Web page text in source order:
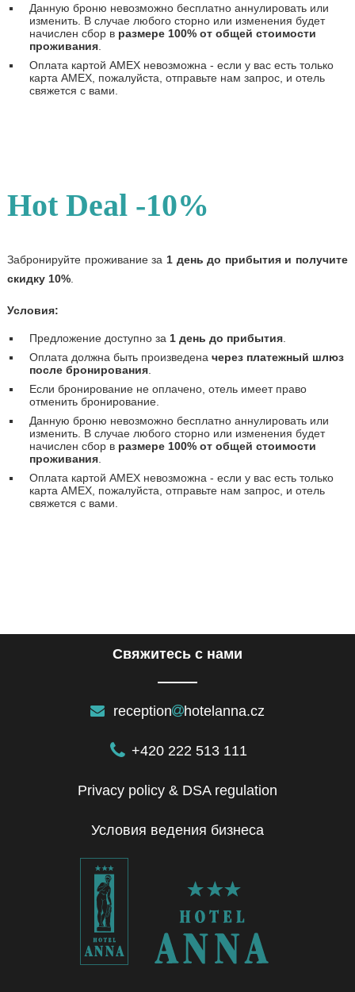
Данную броню невозможно бесплатно аннулировать или
изменить. В случае любого сторно или изменения будет
начислен сбор в размере 100% от общей стоимости
проживания.
Оплата картой AMEX невозможна - если у вас есть только
карта AMEX, пожалуйста, отправьте нам запрос, и отель
свяжется с вами.
Hot Deal -10%
Забронируйте проживание за 1 день до прибытия и получите
скидку 10%.
Условия:
Предложение доступно за 1 день до прибытия.
Оплата должна быть произведеначерез платежный шлюз
после бронирования.
Если бронирование не оплачено, отель имеет право
отменить бронирование.
Данную броню невозможно бесплатно аннулировать или
изменить. В случае любого сторно или изменения будет
начислен сбор в размере 100% от общей стоимости
проживания.
Оплата картой AMEX невозможна - если у вас есть только
карта AMEX, пожалуйста, отправьте нам запрос, и отель
свяжется с вами.
Cвяжитесь с нами
reception hotelanna.cz
+420 222 513 111
Privacy policy & DSA regulation
Условия ведения бизнеса